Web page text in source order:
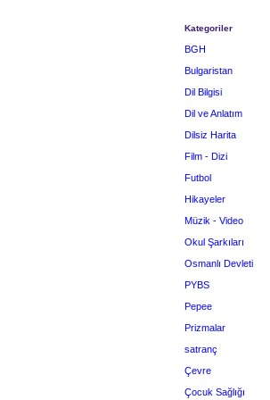
Kategoriler
BGH
Bulgaristan
Dil Bilgisi
Dil ve Anlatım
Dilsiz Harita
Film - Dizi
Futbol
Hikayeler
Müzik - Video
Okul Şarkıları
Osmanlı Devleti
PYBS
Pepee
Prizmalar
satranç
Çevre
Çocuk Sağlığı